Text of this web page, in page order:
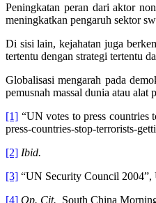
Peningkatan peran dari aktor
meningkatkan pengaruh sektor
Di sisi lain, kejahatan juga
tertentu dengan strategi tertentu
Globalisasi mengarah pada
pemusnah massal dunia atau
[1] “UN votes to press countries
press-countries-stop-terrorists-
[2] Ibid.
[3] “UN Security Council
[4] Op. Cit., South China